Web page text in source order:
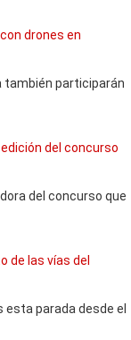
drones en
también participarán
edición del concurso
del concurso que
de las vías del
esta parada desde el